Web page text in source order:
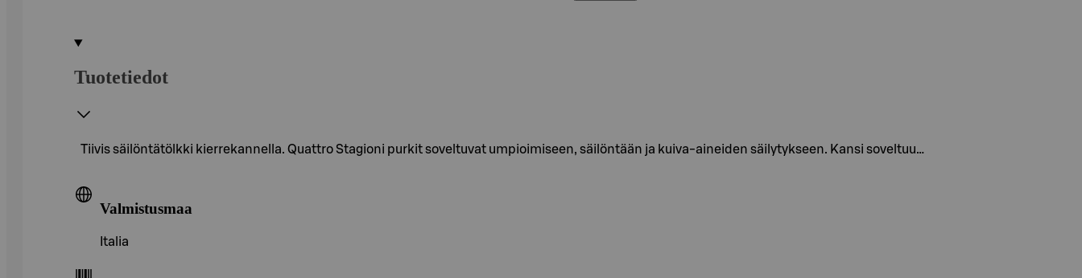
Tuotetiedot
Tiivis säilöntätölkki kierrekannella. Quattro Stagioni purkit soveltuvat umpioimiseen, säilöntään ja kuiva-aineiden säilytykseen. Kansi soveltuu…
Valmistusmaa
Italia